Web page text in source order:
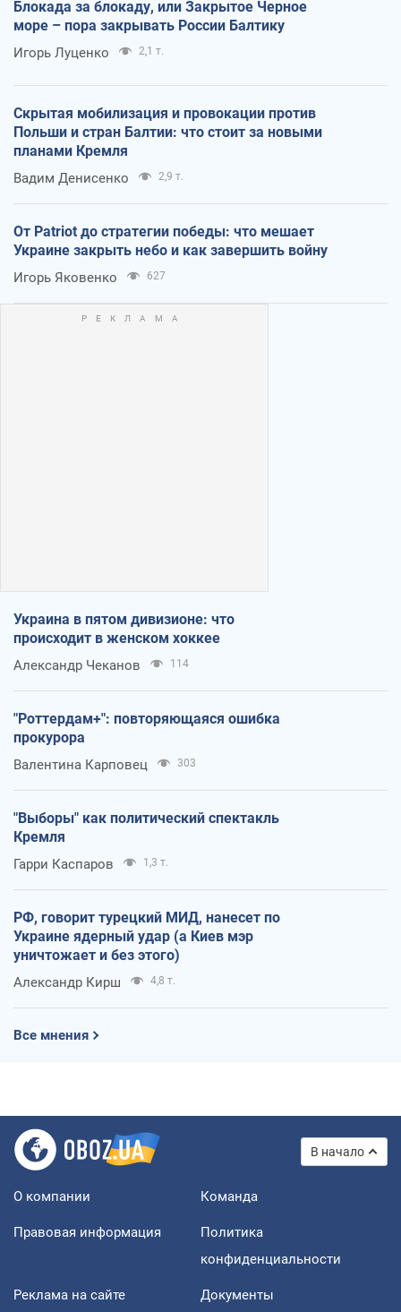
Блокада за блокаду, или Закрытое Черное
море – пора закрывать России Балтику
Игорь Луценко 2,1 т.
Скрытая мобилизация и провокации против
Польши и стран Балтии: что стоит за новыми
планами Кремля
Вадим Денисенко 2,9 т.
От Patriot до стратегии победы: что мешает
Украине закрыть небо и как завершить войну
Игорь Яковенко 627
Украина в пятом дивизионе: что
происходит в женском хоккее
Александр Чеканов 114
"Роттердам+": повторяющаяся ошибка
прокурора
Валентина Карповец 303
"Выборы" как политический спектакль
Кремля
Гарри Каспаров 1,3 т.
РФ, говорит турецкий МИД, нанесет по
Украине ядерный удар (а Киев мэр
уничтожает и без этого)
Александр Кирш 4,8 т.
Все мнения
В начало
О компании Команда
Правовая информация
Политика
конфиденциальности
Реклама на сайте Документы